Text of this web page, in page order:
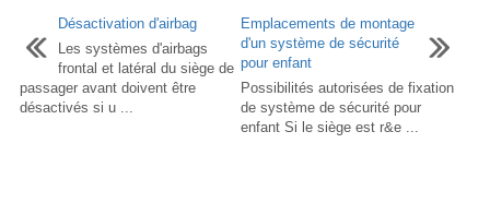
Désactivation d'airbag
Les systèmes d'airbags
frontal et latéral du siège de
passager avant doivent être
désactivés si u ...
Emplacements de montage
d'un système de sécurité
pour enfant
Possibilités autorisées de fixation
de système de sécurité pour
enfant Si le siège est r&e ...